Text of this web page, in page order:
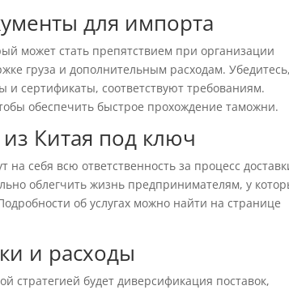
для импорта
может стать препятствием при организации
груза и дополнительным расходам.
и сертификаты, соответствуют требованиям.
обеспечить быстрое прохождение таможни.
Китая под ключ
себя всю ответственность за процесс
облегчить жизнь предпринимателям, у
об услугах можно найти на странице
и расходы
будет диверсификация поставок,